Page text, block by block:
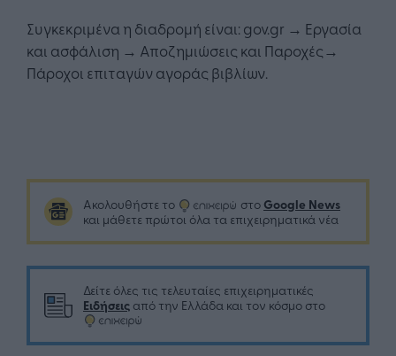
Συγκεκριμένα η διαδρομή είναι: gov.gr → Εργασία
και ασφάλιση → Αποζημιώσεις και Παροχές→
Πάροχοι επιταγών αγοράς βιβλίων.
Ακολουθήστε το στο Google News
και μάθετε πρώτοι όλα τα επιχειρηματικά νέα
Δείτε όλες τις τελευταίες επιχειρηματικές
Ειδήσεις από την Ελλάδα και τον κόσμο στο